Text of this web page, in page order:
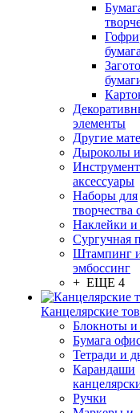
бумага
элементы
Другие
Дыроколы и
аксессуары
Наборы для
творчества
Наклейки и
Сургучная
Штампинг
эмбоссинг
+ ЕЩЕ 4
Канцелярские
Блокноты
Бумага
Тетради и
Карандаши
Ручки